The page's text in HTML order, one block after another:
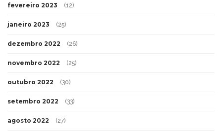
fevereiro 2023 (12)
janeiro 2023 (25)
dezembro 2022 (26)
novembro 2022 (25)
outubro 2022 (30)
setembro 2022 (33)
agosto 2022 (27)